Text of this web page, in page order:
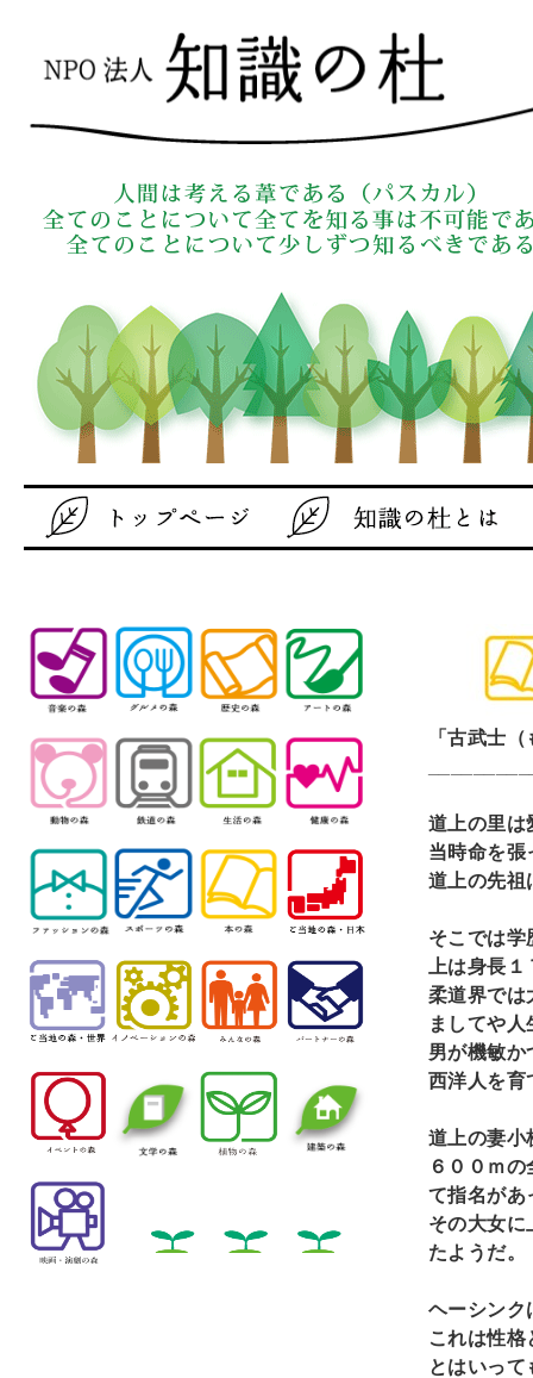
「古武士
道上の里は
当時命を張
道上の先祖
そこでは学
上は身長
柔道界では
ましてや
男が機敏か
西洋人を育
道上の妻小
６００ｍ
て指名があ
その大女に
たようだ。
ヘーシンク
これは性
とはいっ